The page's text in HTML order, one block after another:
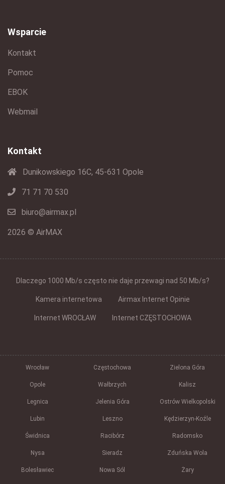
Wsparcie
Kontakt
Pomoc
EBOK
Webmail
Kontakt
Dunikowskiego 16C, 45-631 Opole
71 71 70 530
biuro@airmax.pl
2026 © AirMAX
Dlaczego 1000 Mb/s często nie daje przewagi nad 50 Mb/s?
Kamera internetowa Airmax Internet Opinie
Internet WROCŁAW Internet CZĘSTOCHOWA
Wrocław Częstochowa Zielona Góra
Opole Wałbrzych Kalisz
Legnica Jelenia Góra Ostrów Wielkopolski
Lubin Leszno Kędzierzyn-Koźle
Świdnica Racibórz Radomsko
Nysa Sieradz Zduńska Wola
Bolesławiec Nowa Sól Żary